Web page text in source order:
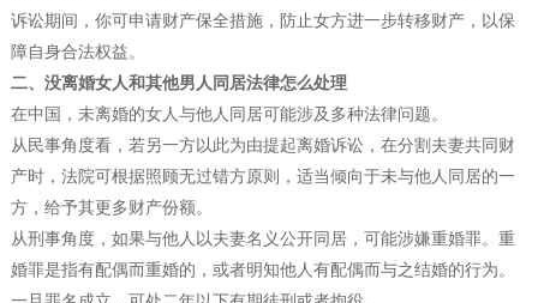
诉讼期间，你可申请财产保全措施，防止女方进一步转移财产，以保
障自身合法权益。
二、没离婚女人和其他男人同居法律怎么处理
在中国，未离婚的女人与他人同居可能涉及多种法律问题。
从民事角度看，若另一方以此为由提起离婚诉讼，在分割夫妻共同财
产时，法院可根据照顾无过错方原则，适当倾向于未与他人同居的一
方，给予其更多财产份额。
从刑事角度，如果与他人以夫妻名义公开同居，可能涉嫌重婚罪。重
婚罪是指有配偶而重婚的，或者明知他人有配偶而与之结婚的行为。